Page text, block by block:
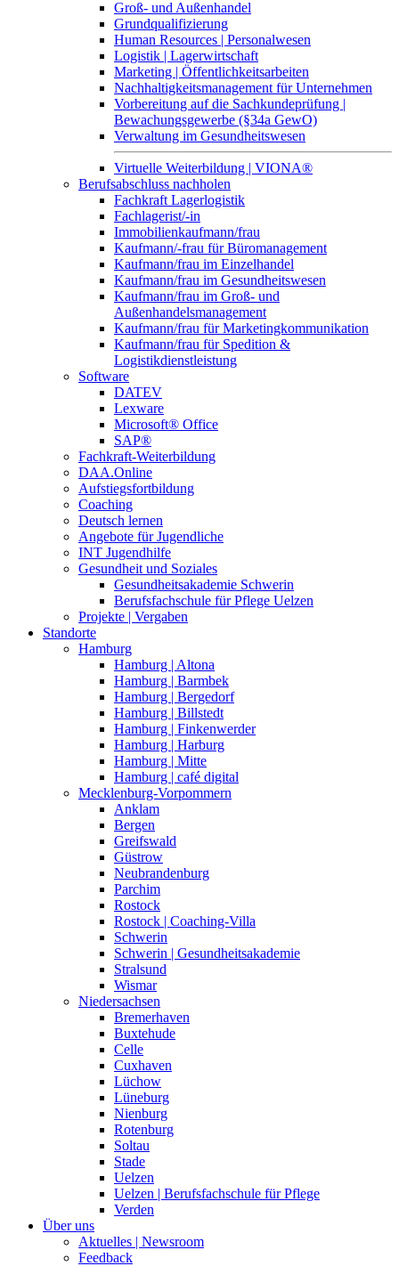
Groß- und Außenhandel
Grundqualifizierung
Human Resources | Personalwesen
Logistik | Lagerwirtschaft
Marketing | Öffentlichkeitsarbeiten
Nachhaltigkeitsmanagement für Unternehmen
Vorbereitung auf die Sachkundeprüfung |
Bewachungsgewerbe (§34a GewO)
Verwaltung im Gesundheitswesen
Virtuelle Weiterbildung | VIONA®
Berufsabschluss nachholen
Fachkraft Lagerlogistik
Fachlagerist/-in
Immobilienkaufmann/frau
Kaufmann/-frau für Büromanagement
Kaufmann/frau im Einzelhandel
Kaufmann/frau im Gesundheitswesen
Kaufmann/frau im Groß- und
Außenhandelsmanagement
Kaufmann/frau für Marketingkommunikation
Kaufmann/frau für Spedition &
Logistikdienstleistung
Software
DATEV
Lexware
Microsoft® Office
SAP®
Fachkraft-Weiterbildung
DAA.Online
Aufstiegsfortbildung
Coaching
Deutsch lernen
Angebote für Jugendliche
INT Jugendhilfe
Gesundheit und Soziales
Gesundheitsakademie Schwerin
Berufsfachschule für Pflege Uelzen
Projekte | Vergaben
Standorte
Hamburg
Hamburg | Altona
Hamburg | Barmbek
Hamburg | Bergedorf
Hamburg | Billstedt
Hamburg | Finkenwerder
Hamburg | Harburg
Hamburg | Mitte
Hamburg | café digital
Mecklenburg-Vorpommern
Anklam
Bergen
Greifswald
Güstrow
Neubrandenburg
Parchim
Rostock
Rostock | Coaching-Villa
Schwerin
Schwerin | Gesundheitsakademie
Stralsund
Wismar
Niedersachsen
Bremerhaven
Buxtehude
Celle
Cuxhaven
Lüchow
Lüneburg
Nienburg
Rotenburg
Soltau
Stade
Uelzen
Uelzen | Berufsfachschule für Pflege
Verden
Über uns
Aktuelles | Newsroom
Feedback